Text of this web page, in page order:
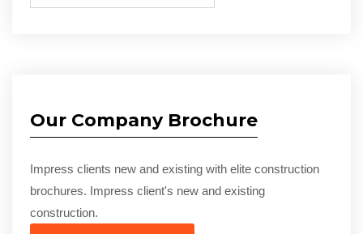
Our Company Brochure
Impress clients new and existing with elite construction
brochures. Impress client's new and existing
construction.